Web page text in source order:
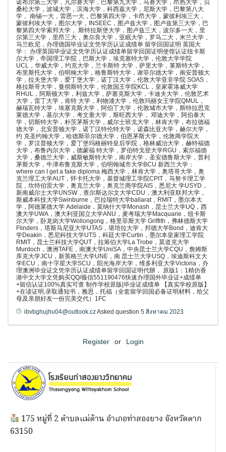
诺布尔第三大学，凡尔赛大学，巴黎第九大学，马赛大学，昂热大学，贝
桑松大学，波城大学，滨海大学，科西嘉大学，尼斯大学，巴黎第八大
学， 南锡一大，雷恩一大，巴黎第四大学，卡昂大学，蒙彼利埃三大，
蒙彼利埃大学，图尔大学，INSEEC，图卢兹大学，图卢兹第三大学，巴
黎第四大学索邦大学， 斯特拉斯堡大学，图卢兹三大，波尔多一大，里
尔第三大学，里昂三大，奥尔良大学，亚眠大学，罗马二大，米兰大学，
马兰欧尼，办理德国毕业证文凭学历认证成绩单 留学回国证明 英国大
学： 办理英国毕业证文凭学历认证成绩单留学回国证明使馆认证纽卡斯
尔大学，帝国理工学院，巴斯大学，埃克塞特大学，伦敦大学学院
UCL，华威大学，约克大学，兰卡斯特 大学，萨里大学，莱斯特大学，
布里斯托大学，伯明翰大学，格鲁斯特大学，谢菲尔德大学，南安普顿大
学，拉夫堡大学，爱丁堡大学，诺丁汉大学，伦敦大学亚非学院 SOAS，
格拉斯哥大学，曼彻斯特大学，伦敦国王学院KCL，皇家霍洛威大学
RHUL，阿斯顿大学，利兹大学，萨塞克斯大学，卡迪夫大学，伦敦艺术
大学，雷丁大学，肯特 大学，利物浦大学，伦敦玛丽女王学院QMUL，
赫瑞瓦特大学，埃塞克斯大学，阿伯丁大学，伦敦城市大学，斯特拉思克
莱德大学，基尔大学，考文垂大学，斯旺西大学， 邓迪大学，阿伯泰大
学，切斯特大学，朴茨茅斯大学，威尔士班戈大学，林肯大学，布拉德福
德大学，北安普顿大学，诺丁汉特伦特大学，诺森比亚大学，赫尔大学，
约 克圣约翰大学，哈德斯菲尔德大学，伯恩茅斯大学，伦敦商学院大
学，罗汉普顿大学，爱丁堡玛格丽特皇后学院，格林威治大学，赫特福德
大学，布鲁内尔大学，德蒙福 特大学，罗伯特戈登大学RGU，索尔福德
大学，桑德兰大学，威斯敏斯特大学，南岸大学，圣安德鲁斯大学，普利
茅斯大学，牛津布鲁克斯大学，伯明翰城市大学BCU 新西兰大学：
where can I get a fake diploma 梅西大学，林肯大学，奥塔哥大学，奥
克兰理工大学AUT，怀卡托大学，基督城理工学院CPIT，马努卡理工学
院，坎特伯雷大学，奥克兰大学，奥克兰商学院AIS，悉尼大 学USYD，
新南威尔士大学UNSW，查尔斯达尔文大学CDU，澳大利亚联邦大学，
斯威本科技大学Swinburne，巴拉瑞特大学ballarat，RMIT，墨尔本大
学，阿德莱德大学 Adelaide，莫纳什大学Monash，昆士兰大学UQ，西
澳大学UWA，澳大利亚国立大学ANU，麦考瑞大学Macquarie，纽卡斯
尔大学，卧龙岗大学Wollongong，格里菲斯大学 Griffith，弗林德斯大学
Flinders，塔斯马尼亚大学UTAS，堪培拉大学，邦德大学Bond，迪肯大
学Deakin，悉尼科技大学UTS，科廷大学Curtin，墨尔本皇家理工学院
RMIT，昆士兰科技大学QUT，拉筹伯大学La Trobe，莫道克大学
Murdoch，澳洲TAFE，南澳大学UniSA，中央昆士兰大学CQU，詹姆斯
库克大学JCU，新英格兰大学UNE，南 昆士兰大学USQ，埃迪斯科文大
学ECU，南十字星大学SCU，阳光海岸大学，维多利亚大学Victoria，办
理澳洲毕业证文凭学历认证成绩单留学回国证明代辦， 原版1：1精仿香
港中文大学文凭购买QQ/薇信551190476快速办理国外毕业证+成绩单
+留信认证100%真实可查 制作学校原版|毕业证成绩单 【真实学校原版】
+在读证明,录取通知书，雅思，托福（全套留学回国必备证明材料，给父
母及亲朋好友一份完美交代）1FC
ibvbghujhu04@outlook.czAsked question 5 สิงหาคม 2023
Register or Login
175 หมู่ที่ 2 ตำบลแม่ต้าน อำเภอท่าสองยาง จังหวัดตาก
63150